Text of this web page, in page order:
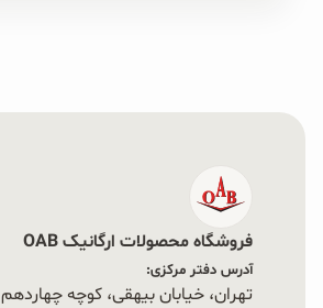
فروشگاه محصولات ارگانیک OAB
آدرس دفتر مرکزی:
تهران، خیابان بیهقی، کوچه چهاردهم